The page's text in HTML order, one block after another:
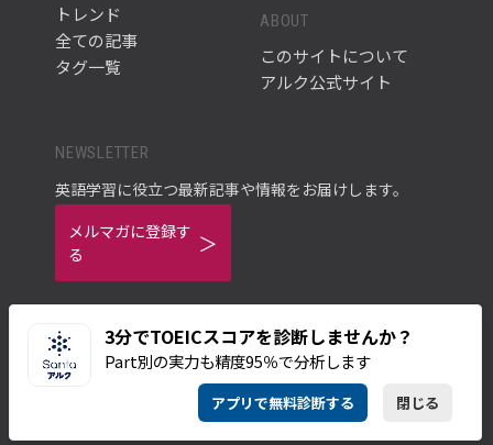
3分でTOEICスコアを診断しませんか？
Part別の実力も精度95％で分析します
アプリで無料診断する 閉じる
トレンド
全ての記事
タグ一覧
ABOUT
このサイトについて
アルク公式サイト
NEWSLETTER
英語学習に役立つ最新記事や情報をお届けします。
メルマガに登録す
る
プライバシーポリシー